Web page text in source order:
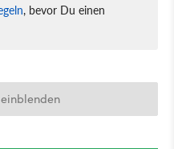
, bevor Du einen